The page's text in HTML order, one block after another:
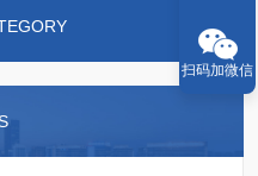
扫码加微信